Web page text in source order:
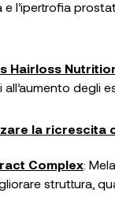
l’ipertrofia
Hairloss
degli
la ricrescita
Complex:
struttura,